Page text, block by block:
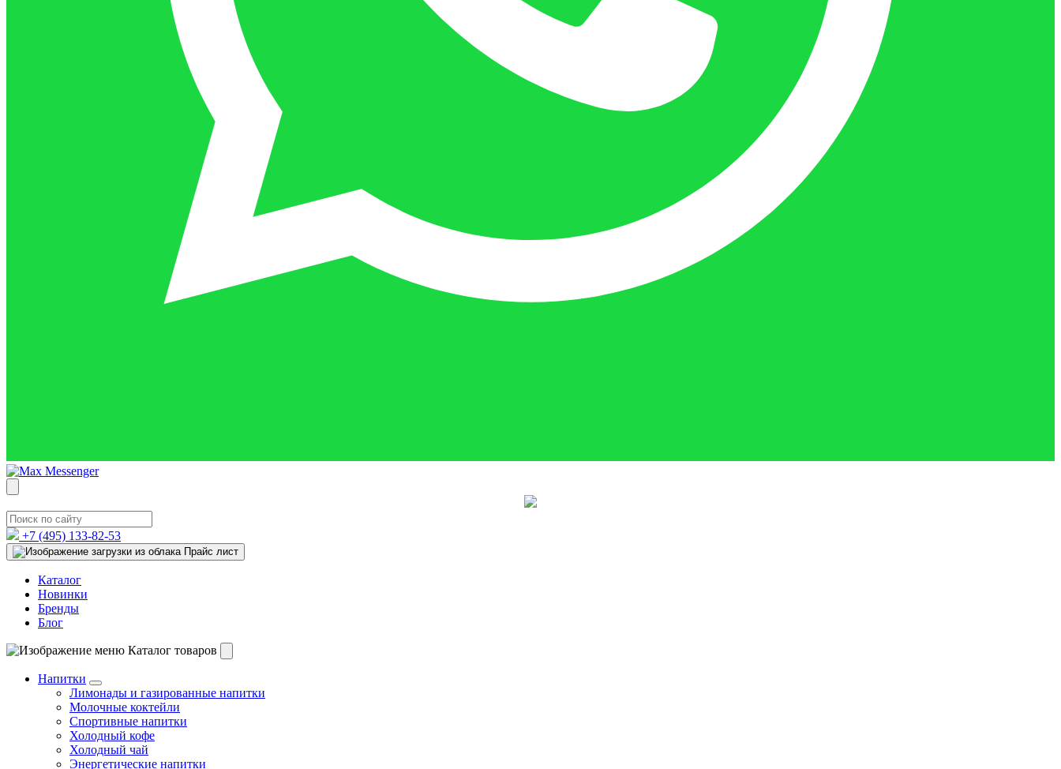
+7 (495) 133-82-53
Прайс лист
Каталог
Новинки
Бренды
Блог
Каталог товаров
Напитки
Лимонады и газированные напитки
Молочные коктейли
Спортивные напитки
Холодный кофе
Холодный чай
Энергетические напитки